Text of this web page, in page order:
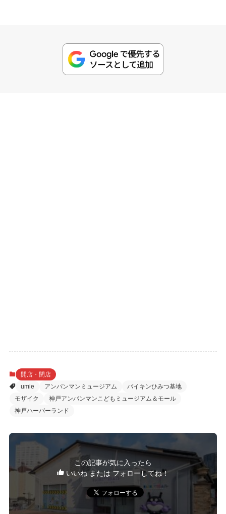
開店・閉店
umie
アンパンマンミュージアム
バイキンひみつ基地
モザイク
神戸アンパンマンこどもミュージアム＆モール
神戸ハーバーランド
この記事が気に入ったら
いいね または フォローしてね！